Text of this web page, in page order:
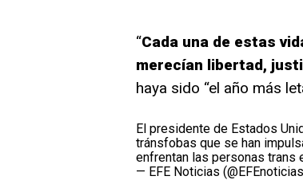
“Cada una de estas
merecían libertad,
haya sido “el año más
El presidente de Estados
tránsfobas que se han
enfrentan las personas trans
— EFE Noticias